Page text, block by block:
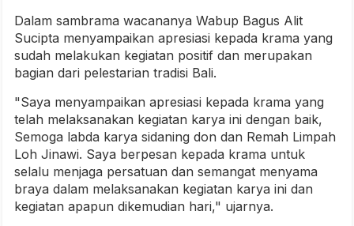
Dalam sambrama wacananya Wabup Bagus Alit
Sucipta menyampaikan apresiasi kepada krama yang
sudah melakukan kegiatan positif dan merupakan
bagian dari pelestarian tradisi Bali.
"Saya menyampaikan apresiasi kepada krama yang
telah melaksanakan kegiatan karya ini dengan baik,
Semoga labda karya sidaning don dan Remah Limpah
Loh Jinawi. Saya berpesan kepada krama untuk
selalu menjaga persatuan dan semangat menyama
braya dalam melaksanakan kegiatan karya ini dan
kegiatan apapun dikemudian hari," ujarnya.